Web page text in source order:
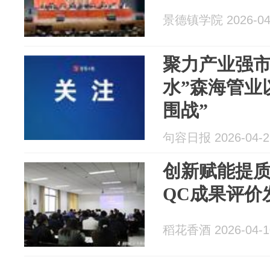
景德镇学院 2026-
聚力产业强
水”森海管业
围战”
句容日报 2026-04-
创新赋能提
QC成果评价
稻花香酒 2026-04-